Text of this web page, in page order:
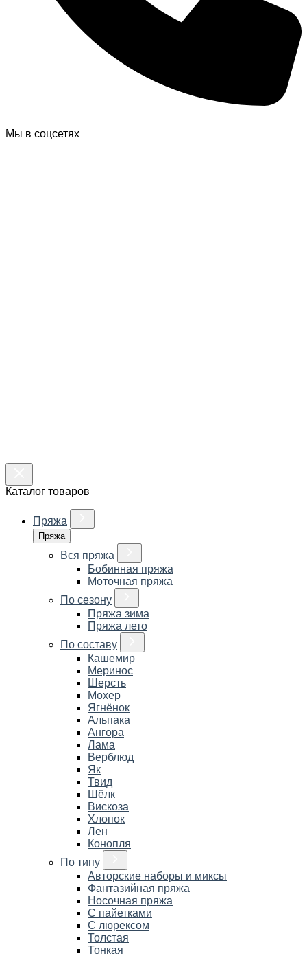
Мы в соцсетях
Каталог товаров
Пряжа
Пряжа
Вся пряжа
Бобинная пряжа
Моточная пряжа
По сезону
Пряжа зима
Пряжа лето
По составу
Кашемир
Меринос
Шерсть
Мохер
Ягнёнок
Альпака
Ангора
Лама
Верблюд
Як
Твид
Шёлк
Вискоза
Хлопок
Лен
Конопля
По типу
Авторские наборы и миксы
Фантазийная пряжа
Носочная пряжа
С пайетками
С люрексом
Толстая
Тонкая